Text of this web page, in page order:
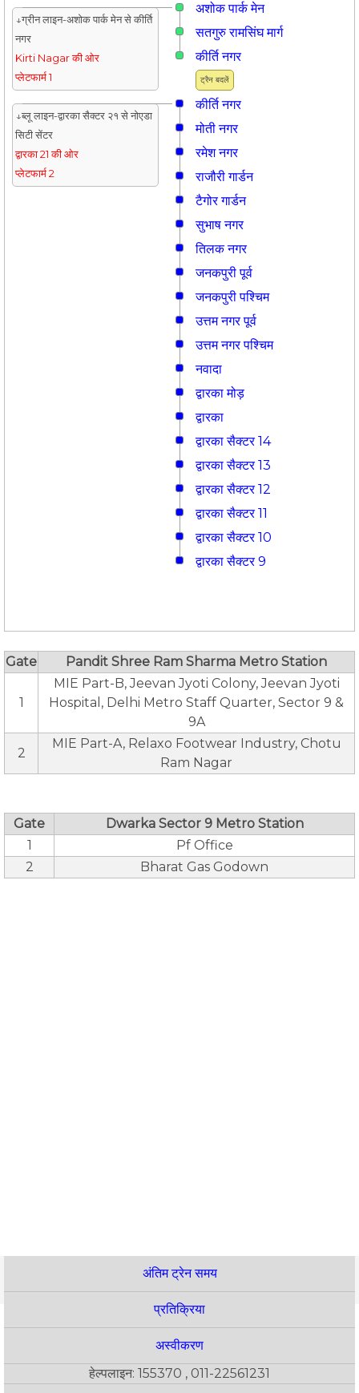
अशोक पार्क मेन
↓ग्रीन लाइन-अशोक पार्क मेन से कीर्ति
नगर
Kirti Nagar की ओर
प्लेटफार्म 1
सतगुरु रामसिंघ मार्ग
ट्रैन बदलें
कीर्ति नगर
कीर्ति नगर
↓ब्लू लाइन-द्वारका सैक्टर २१ से नोएडा
सिटी सेंटर
द्वारका 21 की ओर
प्लेटफार्म 2
मोती नगर
रमेश नगर
राजौरी गार्डन
टैगोर गार्डन
सुभाष नगर
तिलक नगर
जनकपुरी पूर्व
जनकपुरी पश्चिम
उत्तम नगर पूर्व
उत्तम नगर पश्चिम
नवादा
द्वारका मोड़
द्वारका
द्वारका सैक्टर 14
द्वारका सैक्टर 13
द्वारका सैक्टर 12
द्वारका सैक्टर 11
द्वारका सैक्टर 10
द्वारका सैक्टर 9
Gate Pandit Shree Ram Sharma Metro Station
1
MIE Part-B, Jeevan Jyoti Colony, Jeevan Jyoti
Hospital, Delhi Metro Staff Quarter, Sector 9 &
9A
2
MIE Part-A, Relaxo Footwear Industry, Chotu
Ram Nagar
Gate
Dwarka Sector 9 Metro Station
1
Pf Office
2
Bharat Gas Godown
अंतिम ट्रेन समय
प्रतिक्रिया
अस्वीकरण
हेल्पलाइन: 155370 , 011-22561231